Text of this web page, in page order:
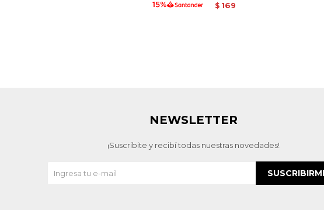
$ 169
NEWSLETTER
¡Suscribite y recibí todas nuestras novedades!